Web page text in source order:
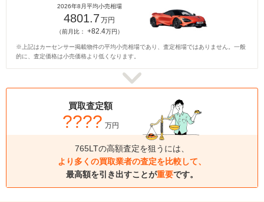
2026年8月平均小売相場
4801.7万円
（前月比： +82.4万円）
※上記はカーセンサー掲載物件の平均小売相場であり、査定相場ではありません。一般
的に、査定価格は小売価格より低くなります。
買取査定額
???? 万円
765LTの高額査定を狙うには、
より多くの買取業者の査定を比較して、
最高額を引き出すことが重要です。